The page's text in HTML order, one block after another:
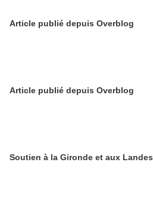
Article publié depuis Overblog
Article publié depuis Overblog
Soutien à la Gironde et aux Landes